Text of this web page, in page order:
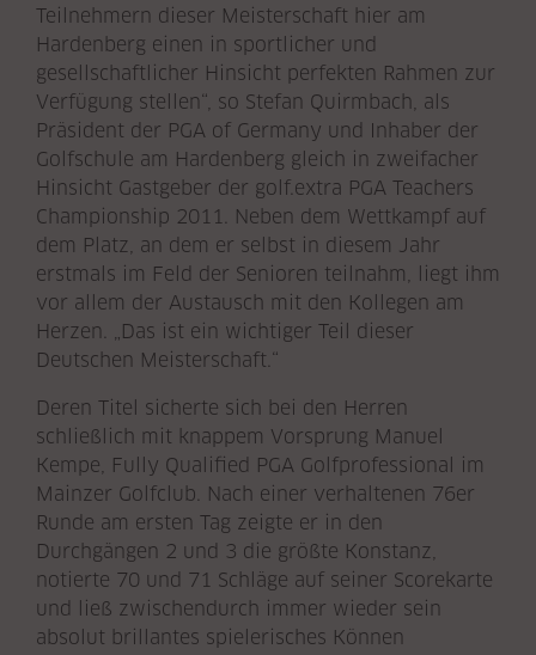
Teilnehmern dieser Meisterschaft hier am
Hardenberg einen in sportlicher und
gesellschaftlicher Hinsicht perfekten Rahmen zur
Verfügung stellen“, so Stefan Quirmbach, als
Präsident der PGA of Germany und Inhaber der
Golfschule am Hardenberg gleich in zweifacher
Hinsicht Gastgeber der golf.extra PGA Teachers
Championship 2011. Neben dem Wettkampf auf
dem Platz, an dem er selbst in diesem Jahr
erstmals im Feld der Senioren teilnahm, liegt ihm
vor allem der Austausch mit den Kollegen am
Herzen. „Das ist ein wichtiger Teil dieser
Deutschen Meisterschaft.“
Deren Titel sicherte sich bei den Herren
schließlich mit knappem Vorsprung Manuel
Kempe, Fully Qualified PGA Golfprofessional im
Mainzer Golfclub. Nach einer verhaltenen 76er
Runde am ersten Tag zeigte er in den
Durchgängen 2 und 3 die größte Konstanz,
notierte 70 und 71 Schläge auf seiner Scorekarte
und ließ zwischendurch immer wieder sein
absolut brillantes spielerisches Können